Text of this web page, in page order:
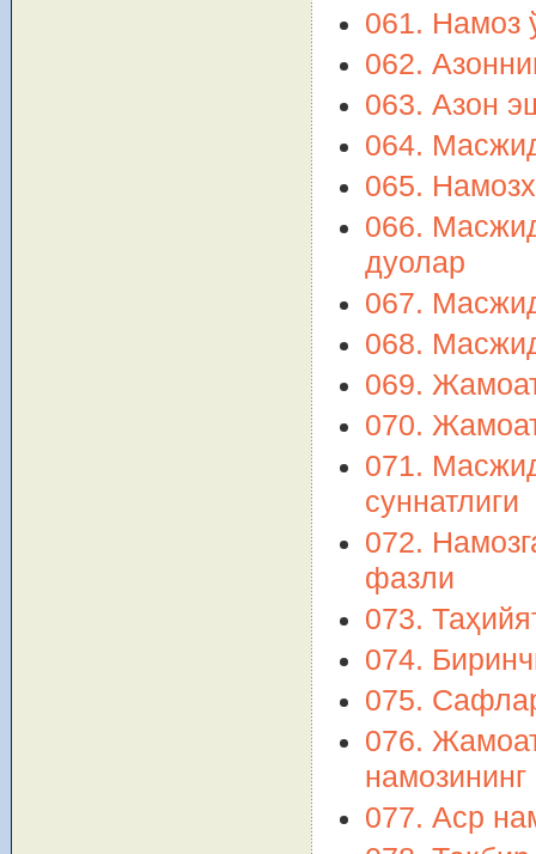
061. Намоз
062.
063. Азон
064.
065.
066.
дуолар
067.
068.
069.
070.
071.
суннатлиги
072.
фазли
073.
074.
075.
076.
077. Аср